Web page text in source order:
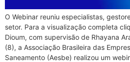
O Webinar reuniu especialistas,
setor. Para a visualização completa
Dioum, com supervisão de Rhayana
(8), a Associação Brasileira das
Saneamento (Aesbe) realizou um